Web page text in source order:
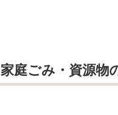
家庭ごみ・資源物